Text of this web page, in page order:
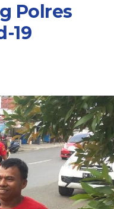
Polres
19